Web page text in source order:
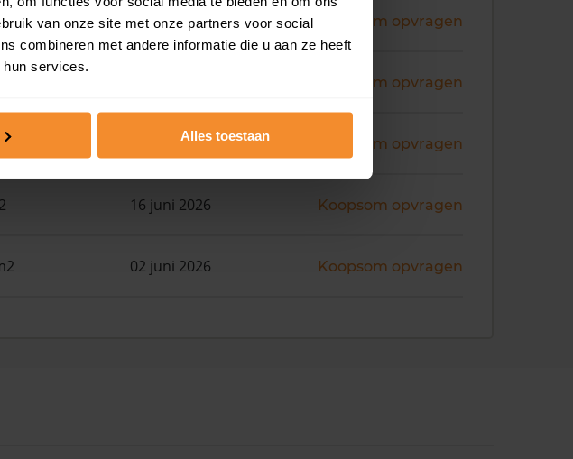
van onze site met onze partners voor social
combineren met andere informatie die u aan ze heeft
services.
Alles toestaan
30 juni 2026 Koopsom opvragen
Koopsom opvragen
17 juni 2026 Koopsom opvragen
16 juni 2026 Koopsom opvragen
02 juni 2026 Koopsom opvragen